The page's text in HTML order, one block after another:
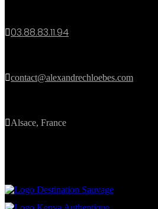
03.88.83.11.94
contact@alexandrechloebes.com
Alsace, France